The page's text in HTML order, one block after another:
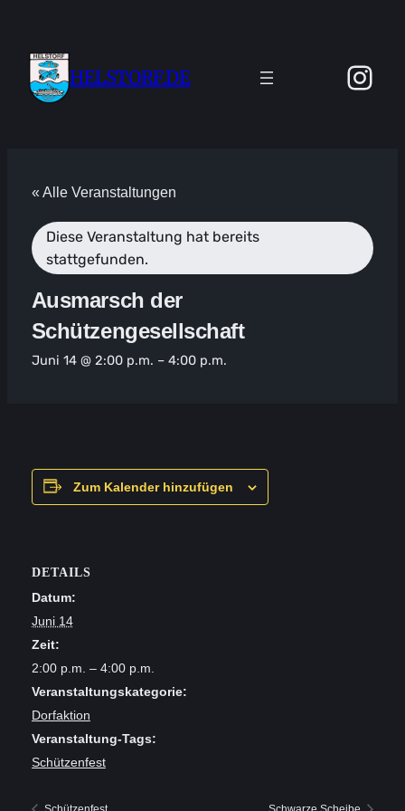
HELSTORF.DE
« Alle Veranstaltungen
Diese Veranstaltung hat bereits
stattgefunden.
Ausmarsch der
Schützengesellschaft
Juni 14 @ 2:00 p.m. – 4:00 p.m.
Zum Kalender hinzufügen
DETAILS
Datum:
Juni 14
Zeit:
2:00 p.m. – 4:00 p.m.
Veranstaltungskategorie:
Dorfaktion
Veranstaltung-Tags:
Schützenfest